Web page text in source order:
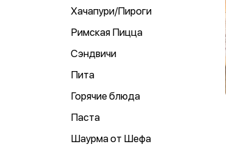
Хачапури/Пироги
Римская Пицца
Сэндвичи
Пита
Горячие блюда
Паста
Шаурма от Шефа